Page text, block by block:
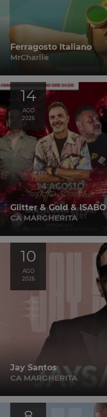
Ferragosto Italiano
MrCharlie
14
AGO
2026
Glitter & Gold & ISABO
CA MARGHERITA
10
AGO
2026
Jay Santos
CA MARGHERITA